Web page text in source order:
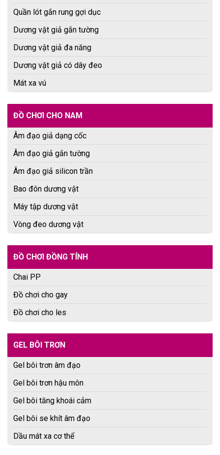
Quần lót gắn rung gợi dục
Dương vật giả gắn tường
Dương vật giả đa năng
Dương vật giả có dây đeo
Mát xa vú
ĐỒ CHƠI CHO NAM
Âm đạo giả dạng cốc
Âm đạo giả gắn tường
Âm đạo giả silicon trần
Bao đôn dương vật
Máy tập dương vật
Vòng đeo dương vật
ĐỒ CHƠI ĐỒNG TÍNH
Chai PP
Đồ chơi cho gay
Đồ chơi cho les
GEL BÔI TRƠN
Gel bôi trơn âm đạo
Gel bôi trơn hậu môn
Gel bôi tăng khoái cảm
Gel bôi se khít âm đạo
Dầu mát xa cơ thể